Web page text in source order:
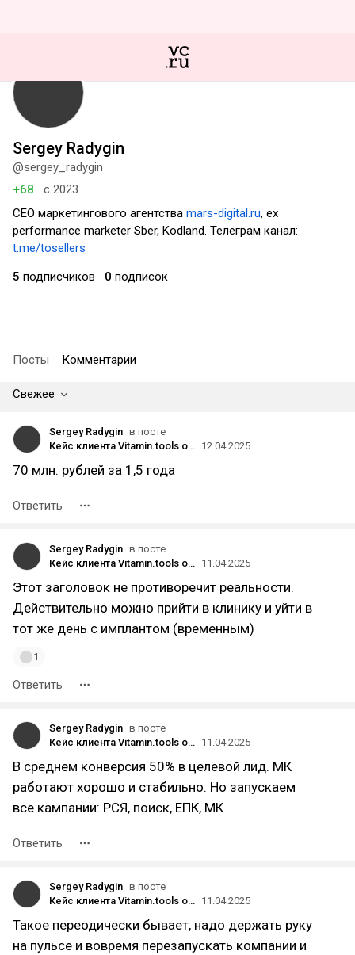
Sergey Radygin
@sergey_radygin
+68
с 2023
CEO маркетингового агентства mars-digital.ru, ex
performance marketer Sber, Kodland. Телеграм канал:
t.me/tosellers
5 подписчиков 0 подписок
Посты Комментарии
Свежее
Sergey Radygin в посте
Кейс клиента Vitamin.tools о продвижении сети стоматологий: как удерживать средний ROMI 800% в течение 2 лет 12.04.2025
70 млн. рублей за 1,5 года
Ответить
Sergey Radygin в посте
Кейс клиента Vitamin.tools о продвижении сети стоматологий: как удерживать средний ROMI 800% в течение 2 лет 11.04.2025
Этот заголовок не противоречит реальности.
Действительно можно прийти в клинику и уйти в
тот же день с имплантом (временным)
1
Ответить
Sergey Radygin в посте
Кейс клиента Vitamin.tools о продвижении сети стоматологий: как удерживать средний ROMI 800% в течение 2 лет 11.04.2025
В среднем конверсия 50% в целевой лид. МК
работают хорошо и стабильно. Но запускаем
все кампании: РСЯ, поиск, ЕПК, МК
Ответить
Sergey Radygin в посте
Кейс клиента Vitamin.tools о продвижении сети стоматологий: как удерживать средний ROMI 800% в течение 2 лет 11.04.2025
Такое переодически бывает, надо держать руку
на пульсе и вовремя перезапускать компании и